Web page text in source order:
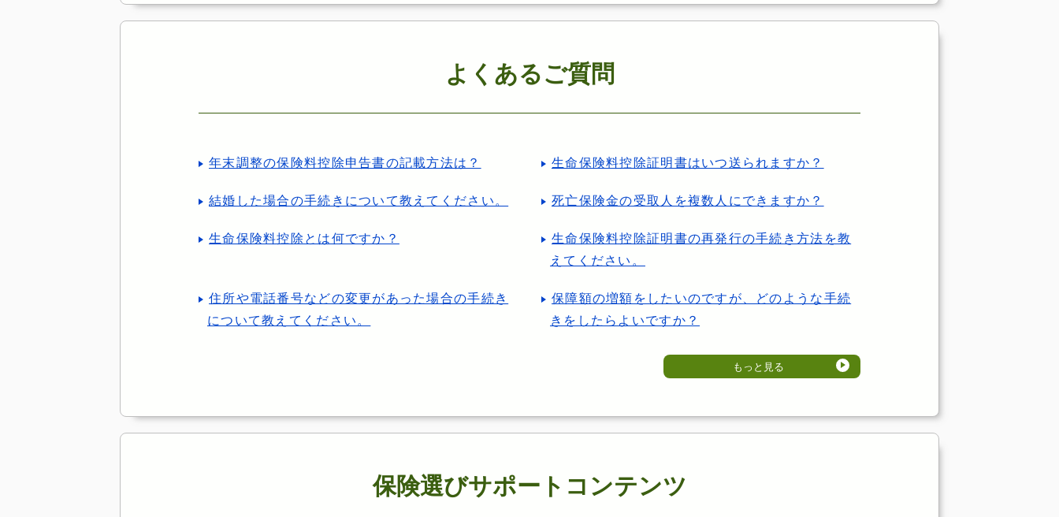
よくあるご質問
年末調整の保険料控除申告書の記載方法は？ 生命保険料控除証明書はいつ送られますか？
結婚した場合の手続きについて教えてください。 死亡保険金の受取人を複数人にできますか？
生命保険料控除とは何ですか？
生命保険料控除証明書の再発行の手続き方法を教
えてください。
住所や電話番号などの変更があった場合の手続き
について教えてください。
保障額の増額をしたいのですが、どのような手続
きをしたらよいですか？
もっと見る
保険選びサポートコンテンツ